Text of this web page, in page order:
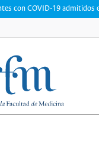
con COVID-19